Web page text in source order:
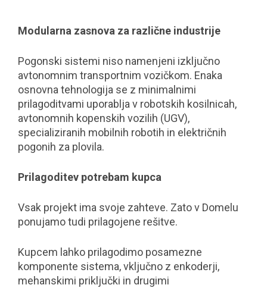
Modularna zasnova za različne industrije
Pogonski sistemi niso namenjeni izključno
avtonomnim transportnim vozičkom. Enaka
osnovna tehnologija se z minimalnimi
prilagoditvami uporablja v robotskih kosilnicah,
avtonomnih kopenskih vozilih (UGV),
specializiranih mobilnih robotih in električnih
pogonih za plovila.
Prilagoditev potrebam kupca
Vsak projekt ima svoje zahteve. Zato v Domelu
ponujamo tudi prilagojene rešitve.
Kupcem lahko prilagodimo posamezne
komponente sistema, vključno z enkoderji,
mehanskimi priključki in drugimi